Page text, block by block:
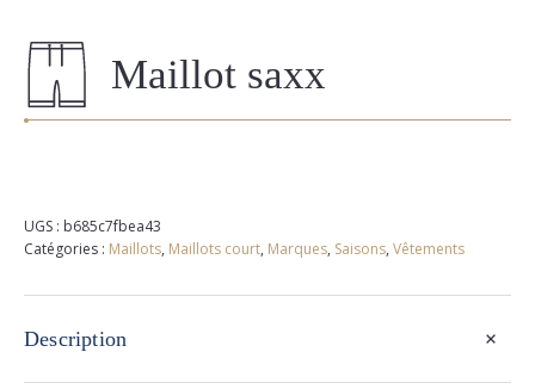
Maillot saxx
UGS : b685c7fbea43
Catégories : Maillots, Maillots court, Marques, Saisons, Vêtements
Description +